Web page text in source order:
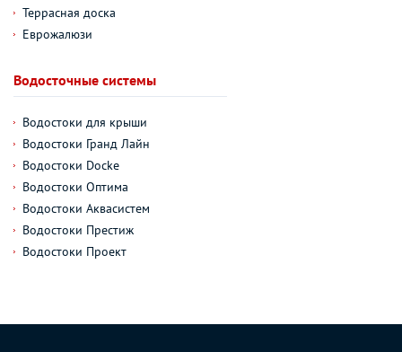
Террасная доска
Еврожалюзи
Водосточные системы
Водостоки для крыши
Водостоки Гранд Лайн
Водостоки Docke
Водостоки Оптима
Водостоки Аквасистем
Водостоки Престиж
Водостоки Проект